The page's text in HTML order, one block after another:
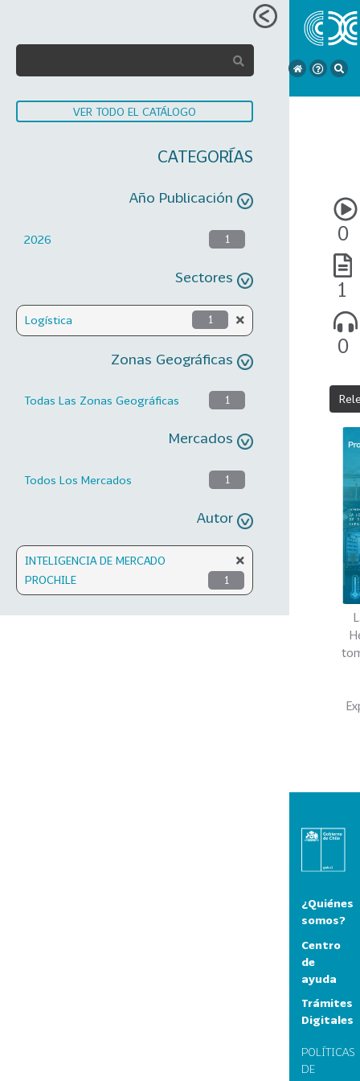
VER TODO EL CATÁLOGO
CATEGORÍAS
Año Publicación
2026 1
Sectores
Logística 1
Zonas Geográficas
Todas Las Zonas Geográficas 1
Mercados
Todos Los Mercados 1
Autor
INTELIGENCIA DE MERCADO
PROCHILE
1
0
1
0
¿Quiénes
somos?
Centro
de
ayuda
Trámites
Digitales
POLÍTICAS
DE